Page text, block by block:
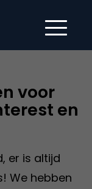
voor
en
er is altijd
We hebben